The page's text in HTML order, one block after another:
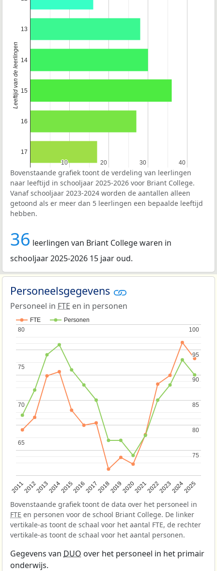
10
10 20
20 30
30 40
40
13
14
15
16
17
Leeftijd van de leerlingen
Bovenstaande grafiek toont de verdeling van leerlingen
naar leeftijd in schooljaar 2025-2026 voor Briant College.
Vanaf schooljaar 2023-2024 worden de aantallen alleen
getoond als er meer dan 5 leerlingen een bepaalde leeftijd
hebben.
36 leerlingen van Briant College waren in
schooljaar 2025-2026 15 jaar oud.
Personeelsgegevens
Personeel in FTE en in personen
FTE Personen
201120122013201420152016201720182019202020212022202320242025
65
65
70
70
75
75
80
80
75
75
80
80
85
85
90
90
95
95
100
100
Bovenstaande grafiek toont de data over het personeel in
FTE en personen voor de school Briant College. De linker
vertikale-as toont de schaal voor het aantal FTE, de rechter
vertikale-as toont de schaal voor het aantal personen.
Gegevens van DUO over het personeel in het primair
onderwijs.